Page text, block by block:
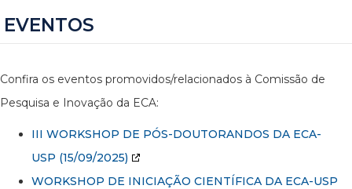
EVENTOS
Confira os eventos promovidos/relacionados à Comissão de
Pesquisa e Inovação da ECA:
III WORKSHOP DE PÓS-DOUTORANDOS DA ECA-
USP (15/09/2025)
WORKSHOP DE INICIAÇÃO CIENTÍFICA DA ECA-USP